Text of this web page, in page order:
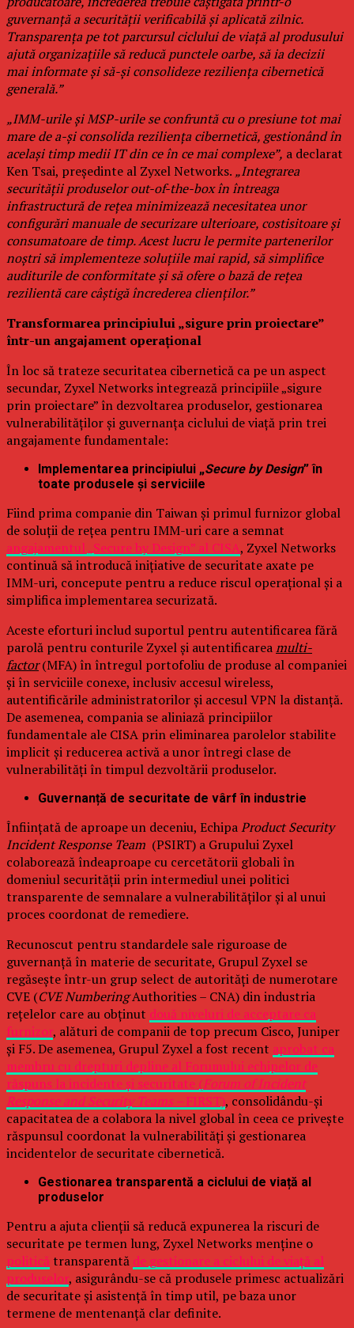
guvernanță a securității verificabilă și aplicată zilnic.
Transparența pe tot parcursul ciclului de viață al produsului
ajută organizațiile să reducă punctele oarbe, să ia decizii
mai informate și să-și consolideze reziliența cibernetică
generală.”
„IMM-urile și MSP-urile se confruntă cu o presiune tot mai
mare de a-și consolida reziliența cibernetică, gestionând în
același timp medii IT din ce în ce mai complexe”, a declarat
Ken Tsai, președinte al Zyxel Networks. „Integrarea
securității produselor out-of-the-box în întreaga
infrastructură de rețea minimizează necesitatea unor
configurări manuale de securizare ulterioare, costisitoare și
consumatoare de timp. Acest lucru le permite partenerilor
noștri să implementeze soluțiile mai rapid, să simplifice
auditurile de conformitate și să ofere o bază de rețea
rezilientă care câștigă încrederea clienților.”
Transformarea principiului „sigure prin proiectare”
într-un angajament operațional
În loc să trateze securitatea cibernetică ca pe un aspect
secundar, Zyxel Networks integrează principiile „sigure
prin proiectare” în dezvoltarea produselor, gestionarea
vulnerabilităților și guvernanța ciclului de viață prin trei
angajamente fundamentale:
Implementarea principiului „Secure by Design” în
toate produsele și serviciile
Fiind prima companie din Taiwan și primul furnizor global
de soluții de rețea pentru IMM-uri care a semnat
angajamentul „Secure by Design” al CISA, Zyxel Networks
continuă să introducă inițiative de securitate axate pe
IMM-uri, concepute pentru a reduce riscul operațional și a
simplifica implementarea securizată.
Aceste eforturi includ suportul pentru autentificarea fără
parolă pentru conturile Zyxel și autentificareamulti-
factor(MFA) în întregul portofoliu de produse al companiei
și în serviciile conexe, inclusiv accesul wireless,
autentificările administratorilor și accesul VPN la distanță.
De asemenea, compania se aliniază principiilor
fundamentale ale CISA prin eliminarea parolelor stabilite
implicit și reducerea activă a unor întregi clase de
vulnerabilități în timpul dezvoltării produselor.
Guvernanță de securitate de vârf în industrie
Înființată de aproape un deceniu, EchipaProduct Security
Incident Response Team (PSIRT) a Grupului Zyxel
colaborează îndeaproape cu cercetătorii globali în
domeniul securității prin intermediul unei politici
transparente de semnalare a vulnerabilităților și al unui
proces coordonat de remediere.
Recunoscut pentru standardele sale riguroase de
guvernanță în materie de securitate, Grupul Zyxel se
regăsește într-un grup select de autorități de numerotare
CVE (CVE NumberingAuthorities – CNA) din industria
rețelelor care au obținut două niveluri de acceptare ca
furnizor, alături de companii de top precum Cisco, Juniper
și F5. De asemenea, Grupul Zyxel a fost recent aprobat ca
membru cu drepturi depline al Forumului echipelor de
răspuns la incidente și securitate (Forum of Incident
Response and Security Teams –FIRST), consolidându-și
capacitatea de a colabora la nivel global în ceea ce privește
răspunsul coordonat la vulnerabilități și gestionarea
incidentelor de securitate cibernetică.
Gestionarea transparentă a ciclului de viață al
produselor
Pentru a ajuta clienții să reducă expunerea la riscuri de
securitate pe termen lung, Zyxel Networks menține o
politică transparentă de gestionare a ciclului de viață al
produselor, asigurându-se că produsele primesc actualizări
de securitate și asistență în timp util, pe baza unor
termene de mentenanță clar definite.